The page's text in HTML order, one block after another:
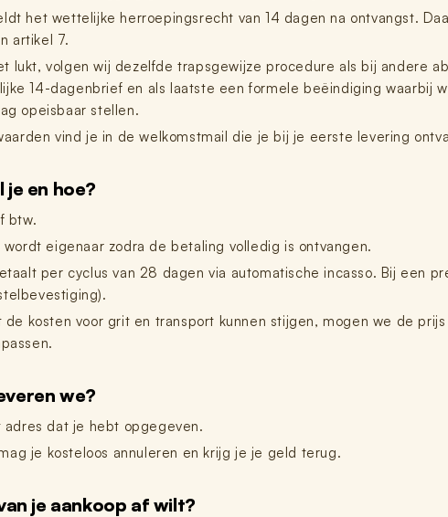
het wettelijke herroepingsrecht van 14 dagen na ontvangst.
artikel 7.
lukt, volgen wij dezelfde trapsgewijze procedure als bij andere
14-dagenbrief en als laatste een formele beëindiging waarbij
opeisbaar stellen.
vind je in de welkomstmail die je bij je eerste levering
en hoe?
btw.
wordt eigenaar zodra de betaling volledig is ontvangen.
per cyclus van 28 dagen via automatische incasso. Bij een
de kosten voor grit en transport kunnen stijgen, mogen we de
we?
dat je hebt opgegeven.
je kosteloos annuleren en krijg je je geld terug.
je aankoop af wilt?